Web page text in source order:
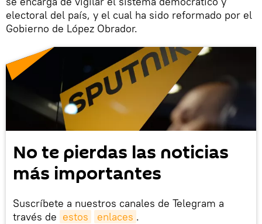
electoral del país, y el cual ha sido reformado por el
Gobierno de López Obrador.
No te pierdas las noticias
más importantes
Suscríbete a nuestros canales de Telegram a
través de estos enlaces .